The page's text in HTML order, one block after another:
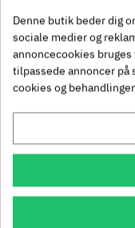
På lager
Udgået
Fjernlager
beskrivelse)
Denne butik beder dig
sociale medier og
annoncecookies
tilpassede annoncer på
cookies og